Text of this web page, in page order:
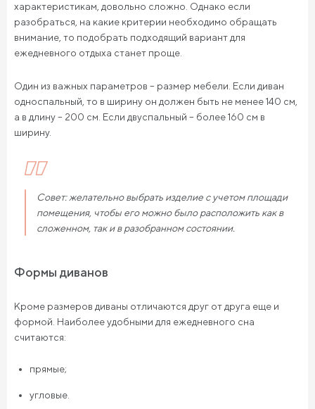
характеристикам, довольно сложно. Однако если
разобраться, на какие критерии необходимо обращать
внимание, то подобрать подходящий вариант для
ежедневного отдыха станет проще.
Один из важных параметров – размер мебели. Если диван
односпальный, то в ширину он должен быть не менее 140 см,
а в длину – 200 см. Если двуспальный – более 160 см в
ширину.
Совет: желательно выбрать изделие с учетом площади
помещения, чтобы его можно было расположить как в
сложенном, так и в разобранном состоянии.
Формы диванов
Кроме размеров диваны отличаются друг от друга еще и
формой. Наиболее удобными для ежедневного сна
считаются:
прямые;
угловые.